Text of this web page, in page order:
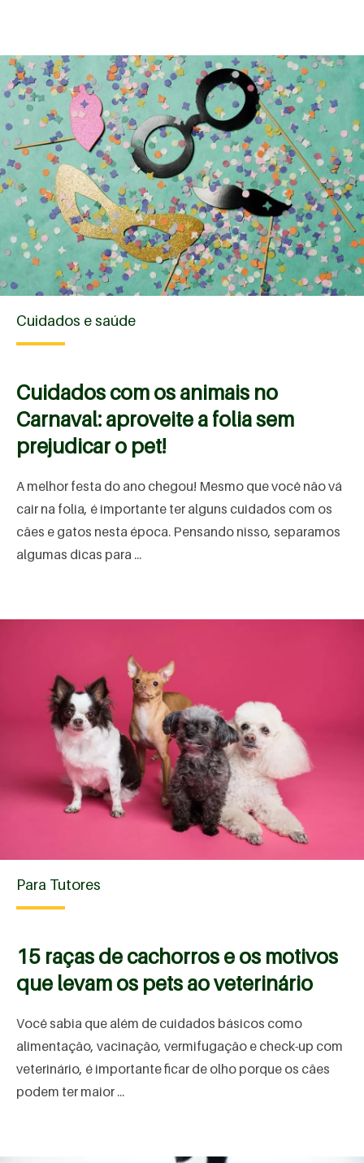
Cuidados e saúde
Cuidados com os animais no
Carnaval: aproveite a folia sem
prejudicar o pet!
A melhor festa do ano chegou! Mesmo que você não vá
cair na folia, é importante ter alguns cuidados com os
cães e gatos nesta época. Pensando nisso, separamos
algumas dicas para ...
Para Tutores
15 raças de cachorros e os motivos
que levam os pets ao veterinário
Você sabia que além de cuidados básicos como
alimentação, vacinação, vermifugação e check-up com
veterinário, é importante ficar de olho porque os cães
podem ter maior ...